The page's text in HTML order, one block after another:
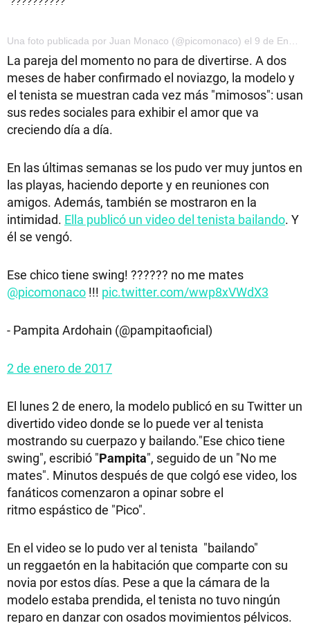
La pareja del momento no para de divertirse. A dos
meses de haber confirmado el noviazgo, la modelo y
el tenista se muestran cada vez más "mimosos": usan
sus redes sociales para exhibir el amor que va
creciendo día a día.
En las últimas semanas se los pudo ver muy juntos en
las playas, haciendo deporte y en reuniones con
amigos. Además, también se mostraron en la
intimidad. Ella publicó un video del tenista bailando. Y
él se vengó.
Ese chico tiene swing! ?????? no me mates
@picomonaco !!! pic.twitter.com/wwp8xVWdX3
- Pampita Ardohain (@pampitaoficial)
2 de enero de 2017
El lunes 2 de enero, la modelo publicó en su Twitter un
divertido video donde se lo puede ver al tenista
mostrando su cuerpazo y bailando."Ese chico tiene
swing", escribió "Pampita", seguido de un "No me
mates". Minutos después de que colgó ese video, los
fanáticos comenzaron a opinar sobre el
ritmo espástico de "Pico".
En el video se lo pudo ver al tenista "bailando"
un reggaetón en la habitación que comparte con su
novia por estos días. Pese a que la cámara de la
modelo estaba prendida, el tenista no tuvo ningún
reparo en danzar con osados movimientos pélvicos.